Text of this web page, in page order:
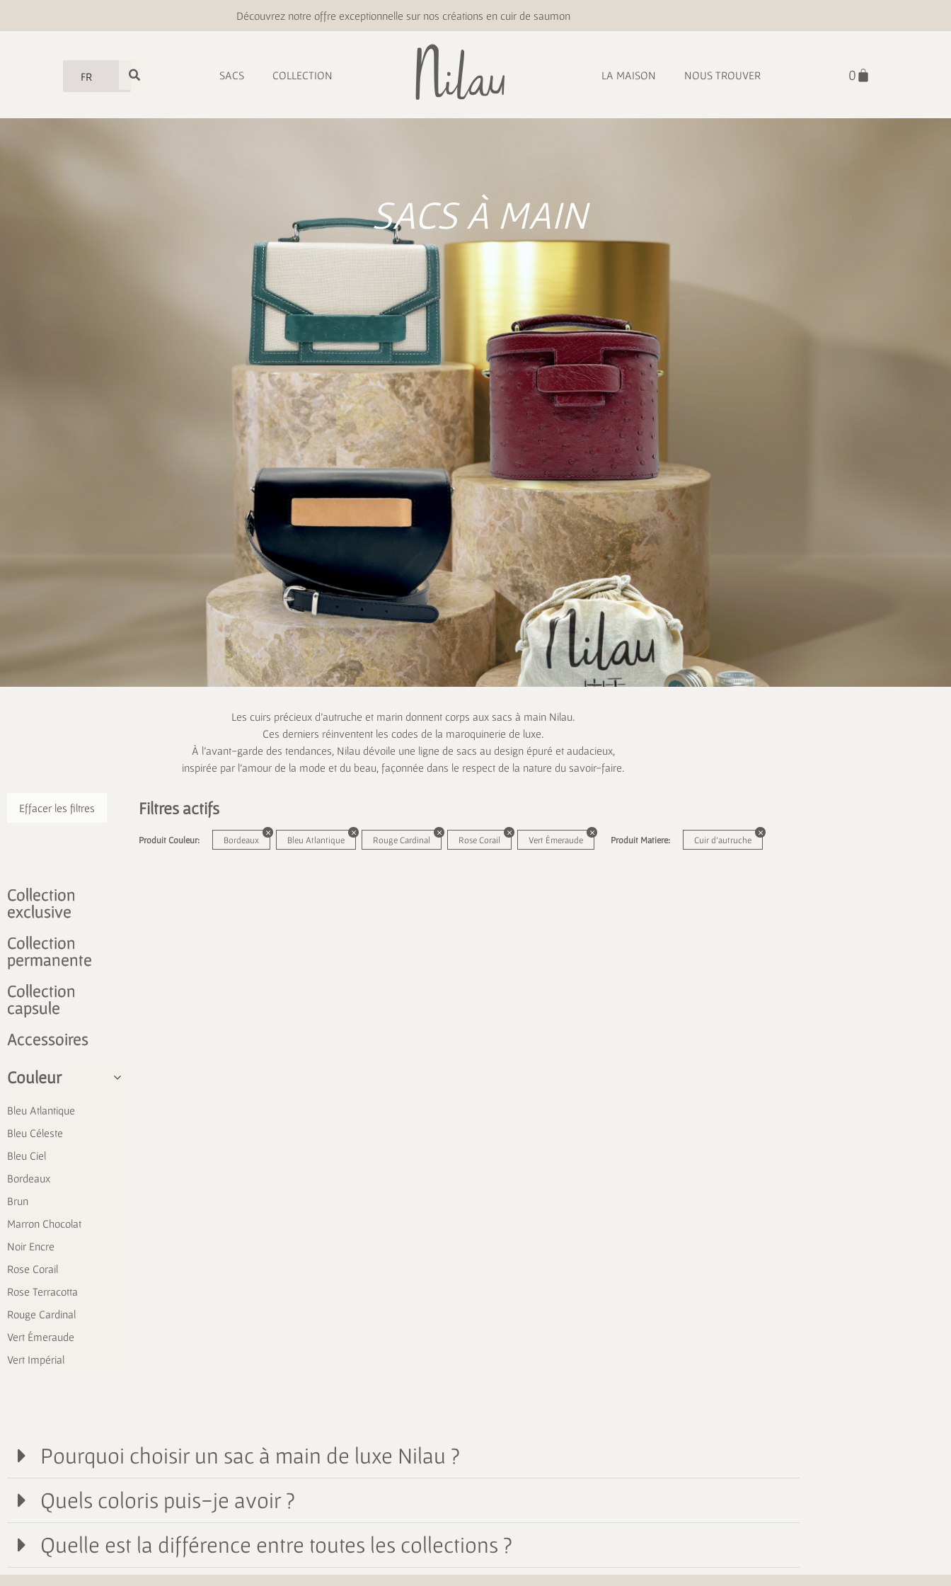
Découvrez notre offre exceptionnelle sur nos créations en cuir de saumon
FR SACS COLLECTION LA MAISON NOUS TROUVER
SACS À MAIN
Les cuirs précieux d’autruche et marin donnent corps aux sacs à main Nilau.
Ces derniers réinventent les codes de la maroquinerie de luxe.
À l’avant-garde des tendances, Nilau dévoile une ligne de sacs au design épuré et audacieux,
inspirée par l’amour de la mode et du beau, façonnée dans le respect de la nature du savoir-faire.
Effacer les filtres
Collection
exclusive
Collection
permanente
Collection
capsule
Accessoires
Couleur
Bleu Atlantique
Bleu Céleste
Bleu Ciel
Bordeaux
Brun
Marron Chocolat
Noir Encre
Rose Corail
Rose Terracotta
Rouge Cardinal
Vert Émeraude
Vert Impérial
Filtres actifs
Produit Couleur: Bordeaux Bleu Atlantique Rouge Cardinal Rose Corail Vert Émeraude Produit Matiere: Cuir d'autruche
Pourquoi choisir un sac à main de luxe Nilau ?
Quels coloris puis-je avoir ?
Quelle est la différence entre toutes les collections ?